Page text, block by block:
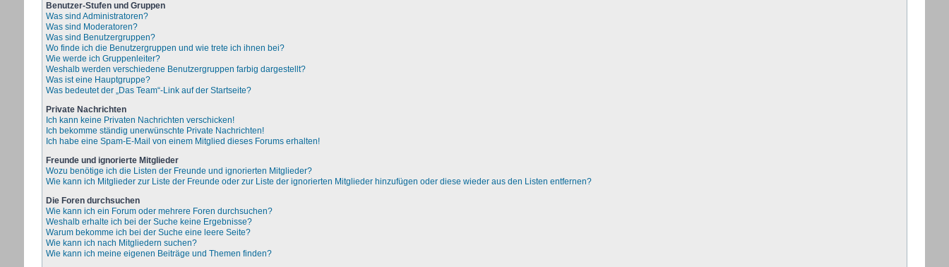
Benutzer-Stufen und Gruppen
Was sind Administratoren?
Was sind Moderatoren?
Was sind Benutzergruppen?
Wo finde ich die Benutzergruppen und wie trete ich ihnen bei?
Wie werde ich Gruppenleiter?
Weshalb werden verschiedene Benutzergruppen farbig dargestellt?
Was ist eine Hauptgruppe?
Was bedeutet der „Das Team“-Link auf der Startseite?
Private Nachrichten
Ich kann keine Privaten Nachrichten verschicken!
Ich bekomme ständig unerwünschte Private Nachrichten!
Ich habe eine Spam-E-Mail von einem Mitglied dieses Forums erhalten!
Freunde und ignorierte Mitglieder
Wozu benötige ich die Listen der Freunde und ignorierten Mitglieder?
Wie kann ich Mitglieder zur Liste der Freunde oder zur Liste der ignorierten Mitglieder hinzufügen oder diese wieder aus den Listen entfernen?
Die Foren durchsuchen
Wie kann ich ein Forum oder mehrere Foren durchsuchen?
Weshalb erhalte ich bei der Suche keine Ergebnisse?
Warum bekomme ich bei der Suche eine leere Seite?
Wie kann ich nach Mitgliedern suchen?
Wie kann ich meine eigenen Beiträge und Themen finden?